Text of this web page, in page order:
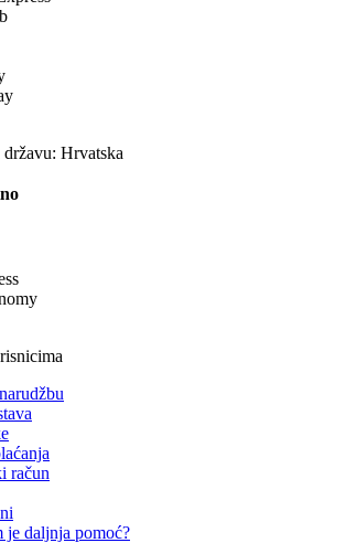
Hrvatska
račun
je daljnja pomoć?